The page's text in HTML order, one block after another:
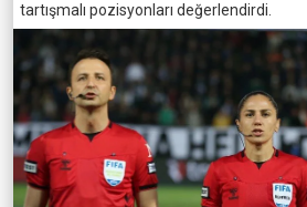
tartışmalı pozisyonları değerlendirdi.